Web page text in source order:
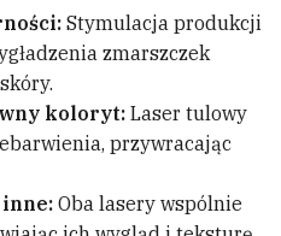
Stymulacja produkcji
zmarszczek
koloryt: Laser tulowy
przywracając
Oba lasery wspólnie